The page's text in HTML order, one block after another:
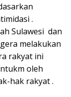
.
Sulawesi dan
melakukan
rakyat ini
oleh
hak rakyat .